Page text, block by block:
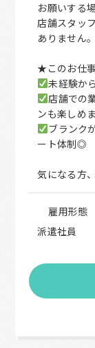
お願いする
店舗スタッ
ありません。
★このお仕
未経験か
店舗での
ンも楽しめま
ブランク
ート体制◎
気になる方
雇用形態
派遣社員